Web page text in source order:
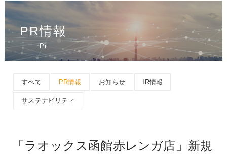
PR情報
Pr
すべて PR情報 お知らせ IR情報
サステナビリティ
「ラオックス函館赤レンガ店」新規